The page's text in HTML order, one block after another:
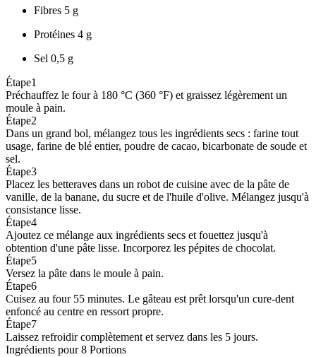
Fibres 5 g
Protéines 4 g
Sel 0,5 g
Étape1
Préchauffez le four à 180 °C (360 °F) et graissez légèrement un
moule à pain.
Étape2
Dans un grand bol, mélangez tous les ingrédients secs : farine tout
usage, farine de blé entier, poudre de cacao, bicarbonate de soude et
sel.
Étape3
Placez les betteraves dans un robot de cuisine avec de la pâte de
vanille, de la banane, du sucre et de l'huile d'olive. Mélangez jusqu'à
consistance lisse.
Étape4
Ajoutez ce mélange aux ingrédients secs et fouettez jusqu'à
obtention d'une pâte lisse. Incorporez les pépites de chocolat.
Étape5
Versez la pâte dans le moule à pain.
Étape6
Cuisez au four 55 minutes. Le gâteau est prêt lorsqu'un cure-dent
enfoncé au centre en ressort propre.
Étape7
Laissez refroidir complètement et servez dans les 5 jours.
Ingrédients pour 8 Portions